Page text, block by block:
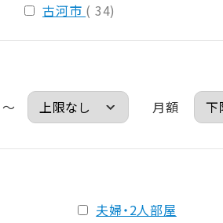
古河市 ( 34)
～ 月額
夫婦・2人部屋